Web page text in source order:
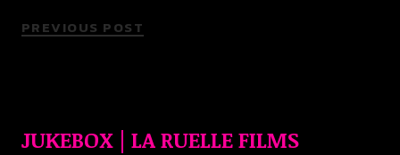
PREVIOUS POST
JUKEBOX | LA RUELLE FILMS